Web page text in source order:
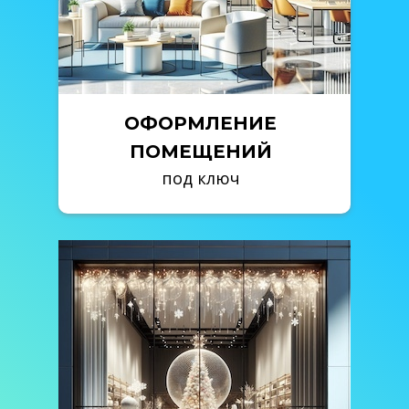
Где делают рекламу в Архангельске
Доставка в Нарьян-Мар
Няндома изготовление наружной рекламы
Котлас изготовление наружной рекламы
Народная реклама Архангельск
Рекламная компания на Гагарина Швейка
Норд-медиа Архангельск
Реклама Нарьян-Мар
реклама Графика Архангельск
ОФОРМЛЕНИЕ
ПОМЕЩЕНИЙ
под ключ